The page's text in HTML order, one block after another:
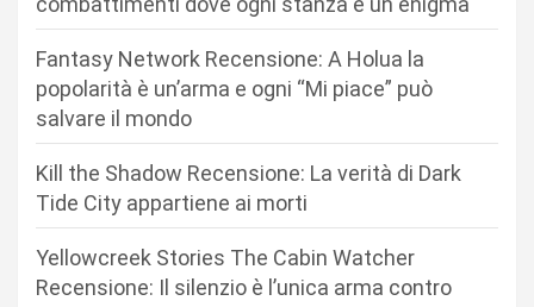
Fantasy Network Recensione: A Holua la
popolarità è un’arma e ogni “Mi piace” può
salvare il mondo
Kill the Shadow Recensione: La verità di Dark
Tide City appartiene ai morti
Yellowcreek Stories The Cabin Watcher
Recensione: Il silenzio è l’unica arma contro